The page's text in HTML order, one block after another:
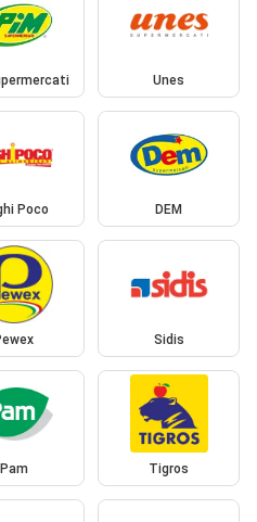
Unes
Poco DEM
Sidis
Pam Tigros